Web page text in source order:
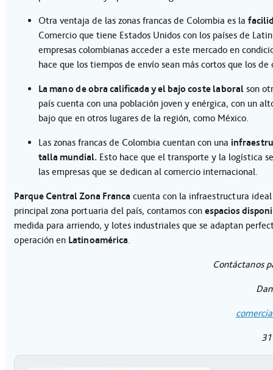
Otra ventaja de las zonas francas de Colombia es la
Comercio que tiene Estados Unidos con los países de
empresas colombianas acceder a este mercado en
hace que los tiempos de envío sean más cortos que los
La mano de obra calificada y el bajo coste laboral son
país cuenta con una población joven y enérgica, con un
bajo que en otros lugares de la región, como México.
Las zonas francas de Colombia cuentan con una
talla mundial. Esto hace que el transporte y la logística
las empresas que se dedican al comercio internacional.
Parque Central Zona Franca cuenta con la infraestructura
principal zona portuaria del país, contamos con espacios
medida para arriendo, y lotes industriales que se adaptan
operación en Latinoamérica
Contáctanos